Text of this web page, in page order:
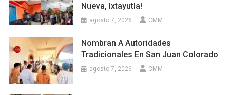
Nueva, Ixtayutla!
agosto 7, 2026 CMM
Nombran A Autoridades
Tradicionales En San Juan Colorado
agosto 7, 2026 CMM